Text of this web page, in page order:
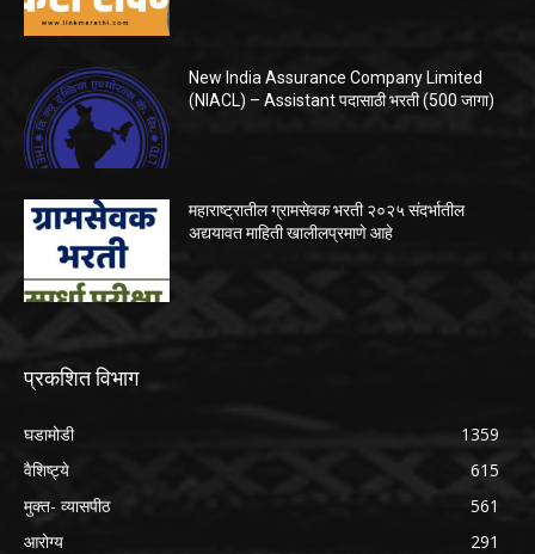
New India Assurance Company Limited
(NIACL) – Assistant पदासाठी भरती (500 जागा)
महाराष्ट्रातील ग्रामसेवक भरती २०२५ संदर्भातील
अद्ययावत माहिती खालीलप्रमाणे आहे
प्रकशित विभाग
घडामोडी
1359
वैशिष्ट्ये
615
मुक्त- व्यासपीठ
561
आरोग्य
291